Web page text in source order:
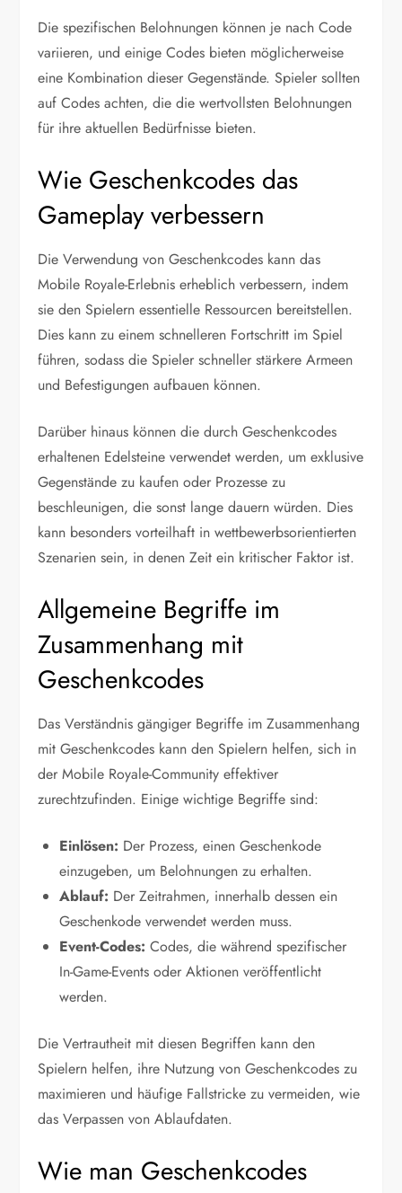
Die spezifischen Belohnungen können je nach Code
variieren, und einige Codes bieten möglicherweise
eine Kombination dieser Gegenstände. Spieler sollten
auf Codes achten, die die wertvollsten Belohnungen
für ihre aktuellen Bedürfnisse bieten.
Wie Geschenkcodes das
Gameplay verbessern
Die Verwendung von Geschenkcodes kann das
Mobile Royale-Erlebnis erheblich verbessern, indem
sie den Spielern essentielle Ressourcen bereitstellen.
Dies kann zu einem schnelleren Fortschritt im Spiel
führen, sodass die Spieler schneller stärkere Armeen
und Befestigungen aufbauen können.
Darüber hinaus können die durch Geschenkcodes
erhaltenen Edelsteine verwendet werden, um exklusive
Gegenstände zu kaufen oder Prozesse zu
beschleunigen, die sonst lange dauern würden. Dies
kann besonders vorteilhaft in wettbewerbsorientierten
Szenarien sein, in denen Zeit ein kritischer Faktor ist.
Allgemeine Begriffe im
Zusammenhang mit
Geschenkcodes
Das Verständnis gängiger Begriffe im Zusammenhang
mit Geschenkcodes kann den Spielern helfen, sich in
der Mobile Royale-Community effektiver
zurechtzufinden. Einige wichtige Begriffe sind:
Einlösen: Der Prozess, einen Geschenkode
einzugeben, um Belohnungen zu erhalten.
Ablauf: Der Zeitrahmen, innerhalb dessen ein
Geschenkode verwendet werden muss.
Event-Codes: Codes, die während spezifischer
In-Game-Events oder Aktionen veröffentlicht
werden.
Die Vertrautheit mit diesen Begriffen kann den
Spielern helfen, ihre Nutzung von Geschenkcodes zu
maximieren und häufige Fallstricke zu vermeiden, wie
das Verpassen von Ablaufdaten.
Wie man Geschenkcodes